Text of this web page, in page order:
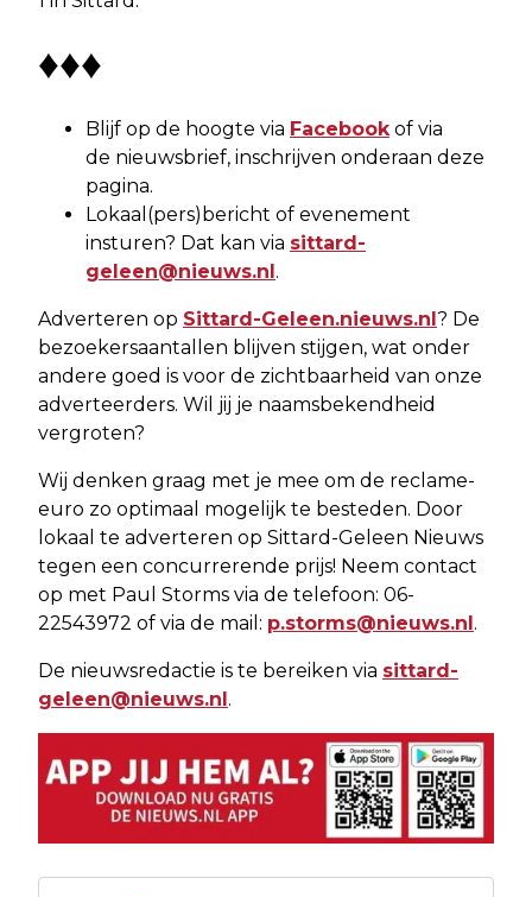
♦♦♦
Blijf op de hoogte via Facebookof via
de nieuwsbrief, inschrijven onderaan deze
pagina.
Lokaal(pers)bericht of evenement
insturen? Dat kan via sittard-
geleen@nieuws.nl .
Adverteren op Sittard-Geleen.nieuws.nl ? De
bezoekersaantallen blijven stijgen, wat onder
andere goed is voor de zichtbaarheid van onze
adverteerders. Wil jij je naamsbekendheid
vergroten?
Wij denken graag met je mee om de reclame-
euro zo optimaal mogelijk te besteden. Door
lokaal te adverteren op Sittard-Geleen Nieuws
tegen een concurrerende prijs! Neem contact
op met Paul Storms via de telefoon: 06-
22543972 of via de mail: p.storms@nieuws.nl .
De nieuwsredactie is te bereiken via sittard-
geleen@nieuws.nl .